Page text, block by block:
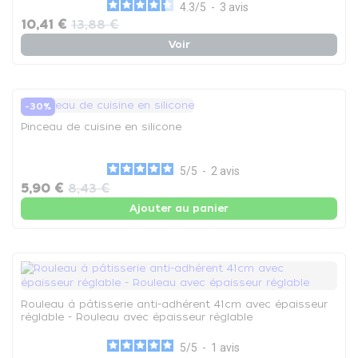
4.3/5 - 3 avis
10,41 € 13,88 €
Voir
-30%
Pinceau de cuisine en silicone
5/5 - 2 avis
5,90 € 8,43 €
Ajouter au panier
Rouleau à pâtisserie anti-adhérent 41cm avec épaisseur
réglable - Rouleau avec épaisseur réglable
5/5 - 1 avis